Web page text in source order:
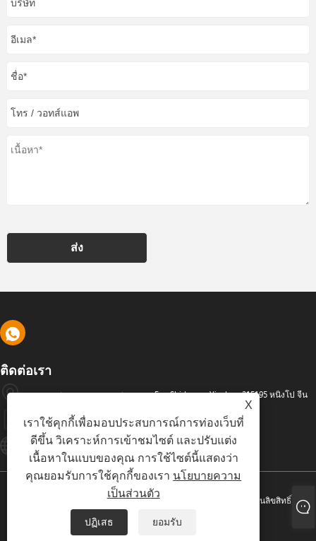
ส่ง
ติดต่อเรา
ถนนอุตสาหกรรม เขตอุตสาหกรรม Fan Shidu เขต Yinzhou 315195 หนิงโป จีน
+86-574-88486629
Info@dyfab-Industry.com
ลิขสิทธิ์ © 2024 Ningbo Dyfab Industry Co., Ltd. สงวนลิขสิทธิ์
Sitemap XML นโยบายความเป็นส่วนตัว
X
เราใช้คุกกี้เพื่อมอบประสบการณ์การท่องเว็บที่
ดีขึ้น วิเคราะห์การเข้าชมไซต์ และปรับแต่ง
เนื้อหาในแบบของคุณ การใช้ไซต์นี้แสดงว่า
คุณยอมรับการใช้คุกกี้ของเรา นโยบายความ
เป็นส่วนตัว
ปฏิเสธ ยอมรับ